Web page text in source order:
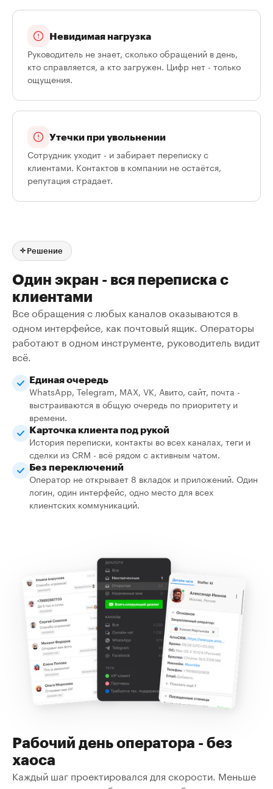
Невидимая нагрузка
Руководитель не знает, сколько обращений в день,
кто справляется, а кто загружен. Цифр нет - только
ощущения.
Утечки при увольнении
Сотрудник уходит - и забирает переписку с
клиентами. Контактов в компании не остаётся,
репутация страдает.
Решение
Один экран - вся переписка с
клиентами
Все обращения с любых каналов оказываются в
одном интерфейсе, как почтовый ящик. Операторы
работают в одном инструменте, руководитель видит
всё.
Единая очередь
WhatsApp, Telegram, MAX, VK, Авито, сайт, почта -
выстраиваются в общую очередь по приоритету и
времени.
Карточка клиента под рукой
История переписки, контакты во всех каналах, теги и
сделки из CRM - всё рядом с активным чатом.
Без переключений
Оператор не открывает 8 вкладок и приложений. Один
логин, один интерфейс, одно место для всех
клиентских коммуникаций.
Рабочий день оператора - без
хаоса
Каждый шаг проектировался для скорости. Меньше